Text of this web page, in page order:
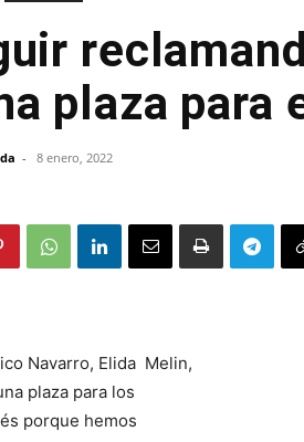
plaza para
- 8 enero, 2022
Navarro, Elida Melin,
plaza para los
porque hemos